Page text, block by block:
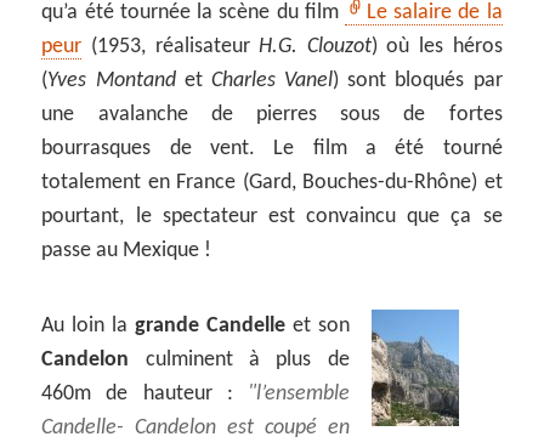
qu’a été tournée la scène du film
Le salaire de la
peur (1953, réalisateurH.G. Clouzot) où les héros
(Yves Montandet Charles Vanel) sont bloqués par
une avalanche de pierres sous de fortes
bourrasques de vent. Le film a été tourné
totalement en France (Gard, Bouches-du-Rhône) et
pourtant, le spectateur est convaincu que ça se
passe au Mexique !
Au loin la grande Candelleet son
Candelon culminent à plus de
460m de hauteur :
l’ensemble
Candelle- Candelon est coupé en